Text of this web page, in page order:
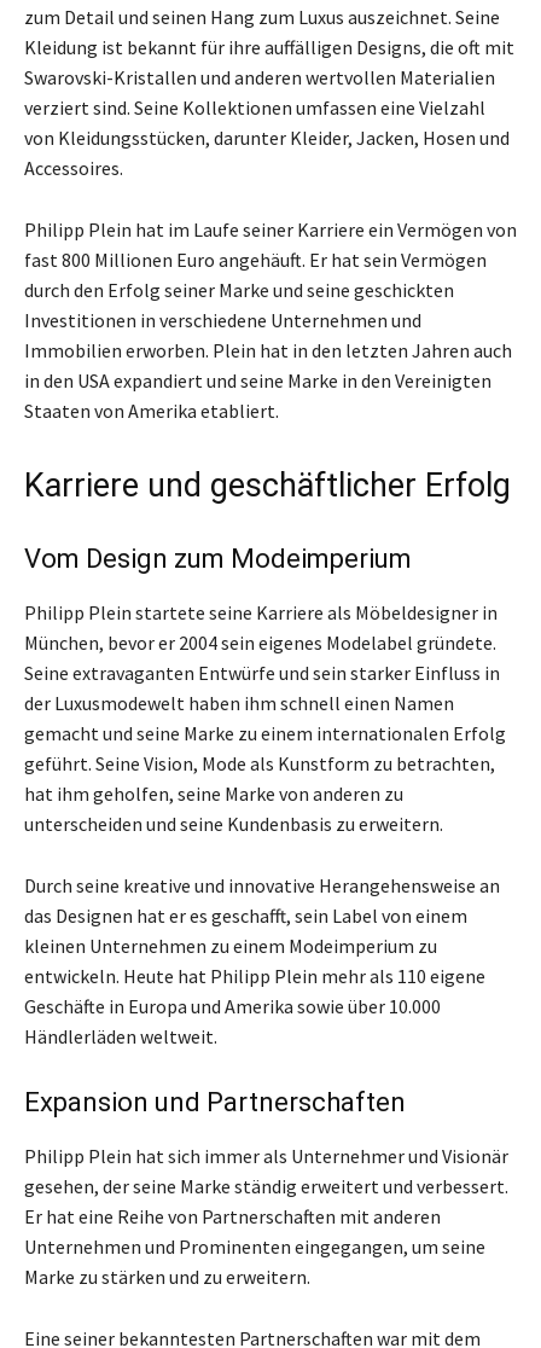
zum Detail und seinen Hang zum Luxus auszeichnet. Seine
Kleidung ist bekannt für ihre auffälligen Designs, die oft mit
Swarovski-Kristallen und anderen wertvollen Materialien
verziert sind. Seine Kollektionen umfassen eine Vielzahl
von Kleidungsstücken, darunter Kleider, Jacken, Hosen und
Accessoires.
Philipp Plein hat im Laufe seiner Karriere ein Vermögen von
fast 800 Millionen Euro angehäuft. Er hat sein Vermögen
durch den Erfolg seiner Marke und seine geschickten
Investitionen in verschiedene Unternehmen und
Immobilien erworben. Plein hat in den letzten Jahren auch
in den USA expandiert und seine Marke in den Vereinigten
Staaten von Amerika etabliert.
Karriere und geschäftlicher Erfolg
Vom Design zum Modeimperium
Philipp Plein startete seine Karriere als Möbeldesigner in
München, bevor er 2004 sein eigenes Modelabel gründete.
Seine extravaganten Entwürfe und sein starker Einfluss in
der Luxusmodewelt haben ihm schnell einen Namen
gemacht und seine Marke zu einem internationalen Erfolg
geführt. Seine Vision, Mode als Kunstform zu betrachten,
hat ihm geholfen, seine Marke von anderen zu
unterscheiden und seine Kundenbasis zu erweitern.
Durch seine kreative und innovative Herangehensweise an
das Designen hat er es geschafft, sein Label von einem
kleinen Unternehmen zu einem Modeimperium zu
entwickeln. Heute hat Philipp Plein mehr als 110 eigene
Geschäfte in Europa und Amerika sowie über 10.000
Händlerläden weltweit.
Expansion und Partnerschaften
Philipp Plein hat sich immer als Unternehmer und Visionär
gesehen, der seine Marke ständig erweitert und verbessert.
Er hat eine Reihe von Partnerschaften mit anderen
Unternehmen und Prominenten eingegangen, um seine
Marke zu stärken und zu erweitern.
Eine seiner bekanntesten Partnerschaften war mit dem